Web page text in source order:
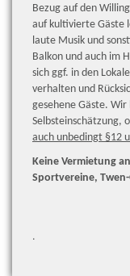
Bezug auf den
auf kultivierte Gäste
laute Musik und
Balkon und auch im
sich ggf. in den
verhalten und
gesehene Gäste.
Selbsteinschätzung,
auch unbedingt §12
Keine Vermietung
Sportvereine,
.